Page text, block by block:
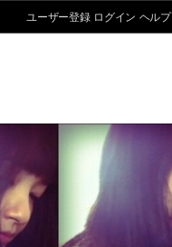
ユーザー登録 ログイン ヘルプ